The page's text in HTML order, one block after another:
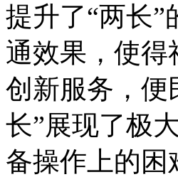
提升了“两长
通效果，使得
创新服务，便
长”展现了极
备操作上的困